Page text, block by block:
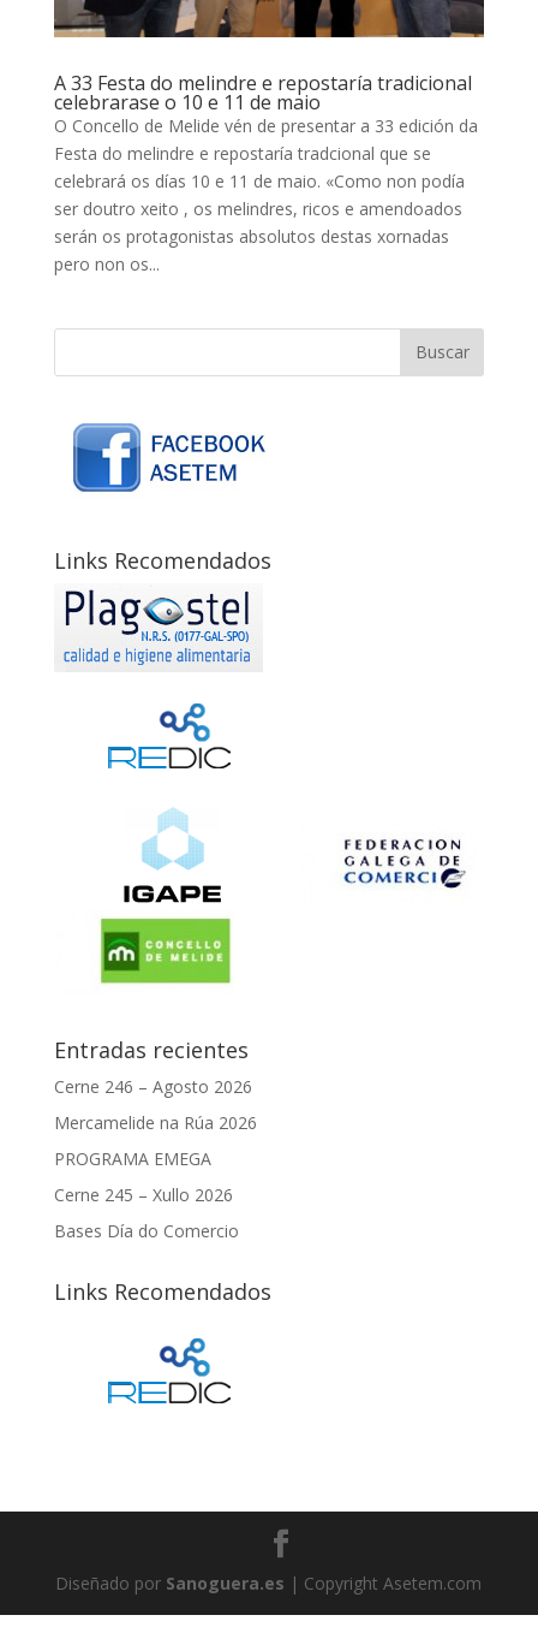
A 33 Festa do melindre e repostaría tradicional
celebrarase o 10 e 11 de maio
O Concello de Melide vén de presentar a 33 edición da
Festa do melindre e repostaría tradcional que se
celebrará os días 10 e 11 de maio. «Como non podía
ser doutro xeito , os melindres, ricos e amendoados
serán os protagonistas absolutos destas xornadas
pero non os...
Links Recomendados
Entradas recientes
Cerne 246 – Agosto 2026
Mercamelide na Rúa 2026
PROGRAMA EMEGA
Cerne 245 – Xullo 2026
Bases Día do Comercio
Links Recomendados
Diseñado por Sanoguera.es | Copyright Asetem.com